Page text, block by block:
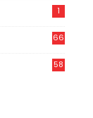
1
66
58